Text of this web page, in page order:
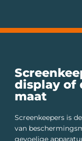
display of
maat
Screenkeepers is
van
gevoelige